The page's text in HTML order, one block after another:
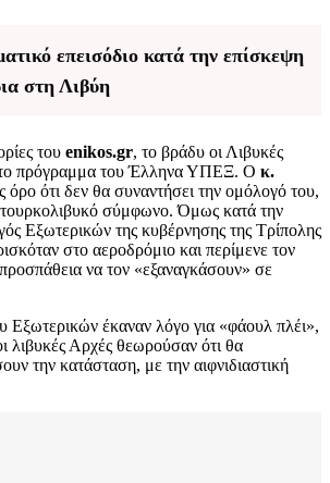
επεισόδιο κατά την επίσκεψη
στη Λιβύη
του enikos.gr, το βράδυ οι Λιβυκές
το πρόγραμμα του Έλληνα ΥΠΕΞ. Ο κ.
όρο ότι δεν θα συναντήσει την ομόλογό του,
σύμφωνο. Όμως κατά την
Εξωτερικών της κυβέρνησης της Τρίπολης
στο αεροδρόμιο και περίμενε τον
να τον «εξαναγκάσουν» σε
Εξωτερικών έκαναν λόγο για «φάουλ πλέι»,
λιβυκές Αρχές θεωρούσαν ότι θα
την κατάσταση, με την αιφνιδιαστική